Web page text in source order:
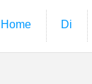
Home Di